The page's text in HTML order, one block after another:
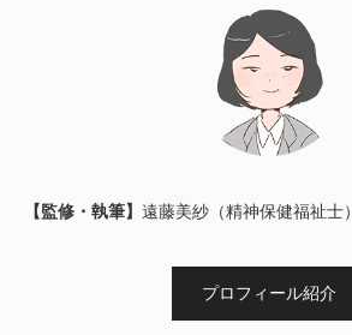
【監修・執筆】 遠藤美紗（精神保健福祉士）
プロフィール紹介